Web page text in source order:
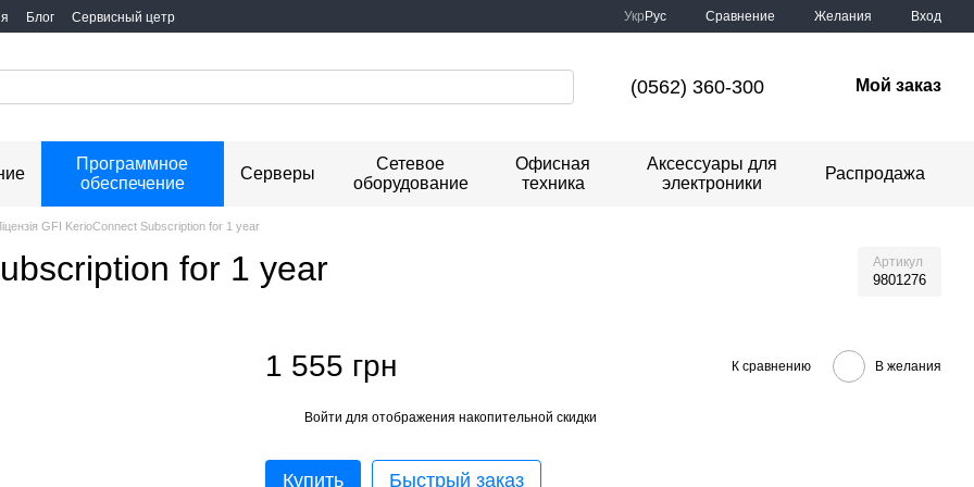
Блог Сервисный цетр Укр Рус Сравнение Желания Вход
(0562) 360-300 Мой заказ
Программное
обеспечение
Серверы
Сетевое
оборудование
Офисная
техника
Аксессуары для
электроники
Распродажа
GFI KerioConnect Subscription for 1 year
for 1 year Артикул
9801276
1 555 грн К сравнению В желания
Войти для отображения накопительной скидки
Купить Быстрый заказ